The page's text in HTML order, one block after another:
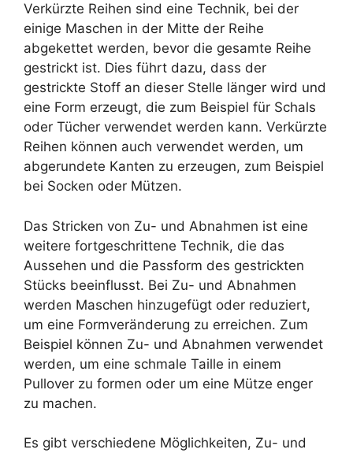
Verkürzte Reihen sind eine Technik, bei der
einige Maschen in der Mitte der Reihe
abgekettet werden, bevor die gesamte Reihe
gestrickt ist. Dies führt dazu, dass der
gestrickte Stoff an dieser Stelle länger wird und
eine Form erzeugt, die zum Beispiel für Schals
oder Tücher verwendet werden kann. Verkürzte
Reihen können auch verwendet werden, um
abgerundete Kanten zu erzeugen, zum Beispiel
bei Socken oder Mützen.
Das Stricken von Zu- und Abnahmen ist eine
weitere fortgeschrittene Technik, die das
Aussehen und die Passform des gestrickten
Stücks beeinflusst. Bei Zu- und Abnahmen
werden Maschen hinzugefügt oder reduziert,
um eine Formveränderung zu erreichen. Zum
Beispiel können Zu- und Abnahmen verwendet
werden, um eine schmale Taille in einem
Pullover zu formen oder um eine Mütze enger
zu machen.
Es gibt verschiedene Möglichkeiten, Zu- und